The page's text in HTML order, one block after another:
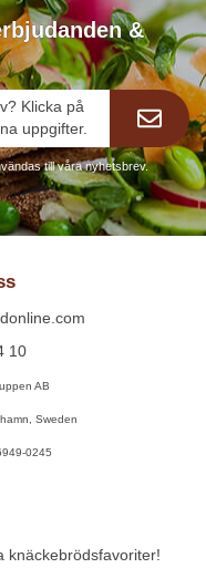
&
Klicka på
uppgifter.
till våra nyhetsbrev.
10
AB
Sweden
0245
knäckebrödsfavoriter!